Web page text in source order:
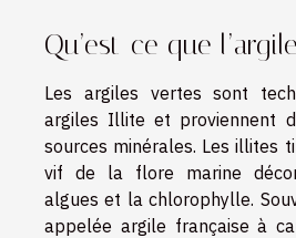
Qu’est-ce que
Les argiles vertes sont
argiles Illite et proviennent
sources minérales. Les illites
vif de la flore marine
algues et la chlorophylle.
appelée argile française à